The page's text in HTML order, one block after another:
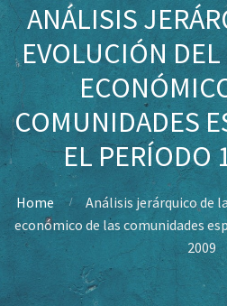
ANÁLISIS
EVOLUCIÓN
COMUNIDADES
EL PERÍODO
Home
Análisis jerárquico de
económico de las comunidades
2009